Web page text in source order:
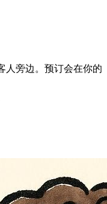
人旁边。预订会在你的